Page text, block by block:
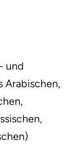
und
Arabischen,